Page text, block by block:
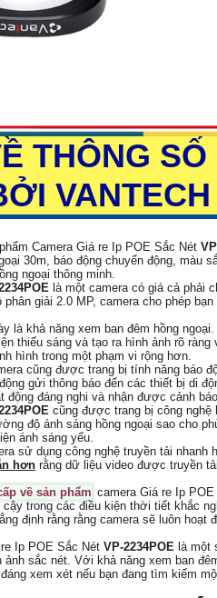
THÔNG SỐ
VANTECH
Camera Giá re Ip POE Sắc Nét
30m, báo động chuyển động, màu
ngoại thông minh.
là một camera có giá cả phải
giải 2.0 MP, camera cho phép
là khả năng xem ban đêm hồng
thiếu sáng và tạo ra hình ảnh rõ
hình trong một phạm vi rộng hơn.
cũng được trang bị tính năng báo
gửi thông báo đến các thiết bị di
đáng nghi và nhận được cảnh
cũng được trang bị công nghệ
độ ánh sáng hồng ngoại sao cho
ánh sáng yếu.
sử dụng công nghệ truyền tải nhanh
hơn rằng dữ liệu video được truyền
về sản phẩm camera Giá re Ip
trong các điều kiện thời tiết khắc
định rằng rằng camera sẽ luôn
Ip POE Sắc Nét VP-2234POE là một
sắc nét. Với khả năng xem ban
xem xét nếu bạn đang tìm kiếm